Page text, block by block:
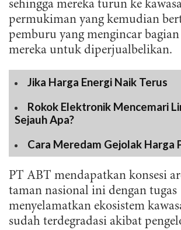
sehingga mereka turun ke
permukiman yang kemudian
pemburu yang mengincar
mereka untuk diperjualbelikan.
Jika Harga Energi Naik Terus
Rokok Elektronik Mencemari
Sejauh Apa?
Cara Meredam Gejolak Harga
PT ABT mendapatkan konsesi
taman nasional ini dengan tugas
menyelamatkan ekosistem
sudah terdegradasi akibat